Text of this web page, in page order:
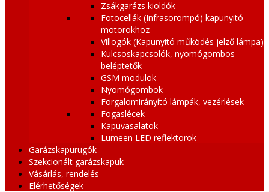
Zsákgarázs kioldók
Fotocellák (Infrasorompó) kapunyitó
motorokhoz
Villogók (Kapunyitó működés jelző lámpa)
Kulcsoskapcsolók, nyomógombos
beléptetők
GSM modulok
Nyomógombok
Forgalomirányító lámpák, vezérlések
Fogaslécek
Kapuvasalatok
Lumeen LED reflektorok
Garázskapurugók
Szekcionált garázskapuk
Vásárlás, rendelés
Elérhetőségek